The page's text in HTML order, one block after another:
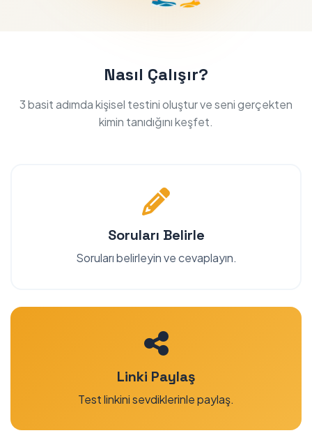
Nasıl Çalışır?
3 basit adımda kişisel testini oluştur ve seni gerçekten
kimin tanıdığını keşfet.
Soruları Belirle
Soruları belirleyin ve cevaplayın.
Linki Paylaş
Test linkini sevdiklerinle paylaş.